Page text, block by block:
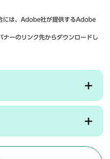
には、Adobe社が提供するAdobe
ーのリンク先からダウンロードし